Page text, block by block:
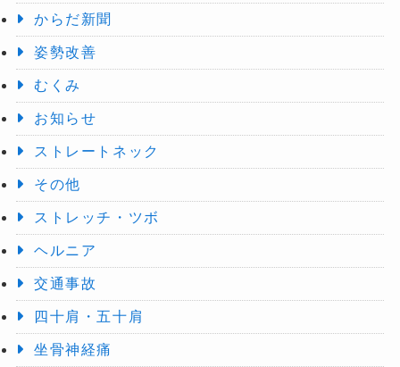
からだ新聞
姿勢改善
むくみ
お知らせ
ストレートネック
その他
ストレッチ・ツボ
ヘルニア
交通事故
四十肩・五十肩
坐骨神経痛